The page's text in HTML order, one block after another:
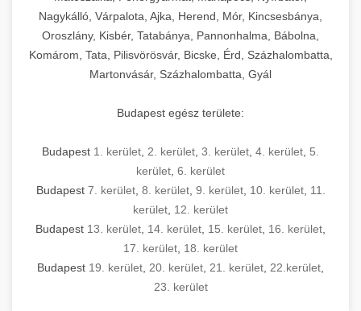
Nagykálló, Várpalota, Ajka, Herend, Mór, Kincsesbánya,
Oroszlány, Kisbér, Tatabánya, Pannonhalma, Bábolna,
Komárom, Tata, Pilisvörösvár, Bicske, Érd, Százhalombatta,
Martonvásár, Százhalombatta, Gyál
Budapest egész területe:
Budapest 1. kerület 2. kerület 3. kerület 4. kerület 5.
kerület 6. kerület
Budapest 7. kerület, 8. kerület, 9. kerület, 10. kerület, 11.
kerület 12. kerület
Budapest 13. kerület 14. kerület 15. kerület 16. kerület
17. kerület 18. kerület
Budapest 19. kerület 20. kerület 21. kerület 22.kerület
23. kerület